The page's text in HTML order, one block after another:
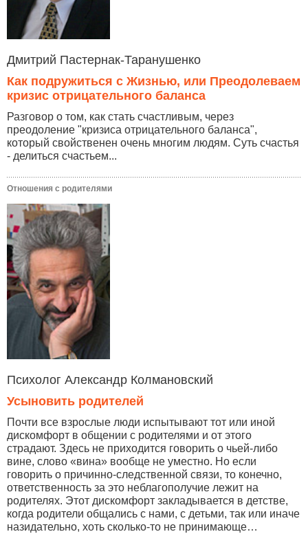
Дмитрий Пастернак-Таранушенко
Как подружиться с Жизнью, или Преодолеваем
кризис отрицательного баланса
Разговор о том, как стать счастливым, через
преодоление "кризиса отрицательного баланса",
который свойственен очень многим людям. Суть счастья
- делиться счастьем...
Отношения с родителями
Психолог Александр Колмановский
Усыновить родителей
Почти все взрослые люди испытывают тот или иной
дискомфорт в общении с родителями и от этого
страдают. Здесь не приходится говорить о чьей-либо
вине, слово «вина» вообще не уместно. Но если
говорить о причинно-следственной связи, то конечно,
ответственность за это неблагополучие лежит на
родителях. Этот дискомфорт закладывается в детстве,
когда родители общались с нами, с детьми, так или иначе
назидательно, хоть сколько-то не принимающе…